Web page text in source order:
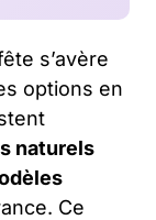
s’avère
options en
naturels
Ce